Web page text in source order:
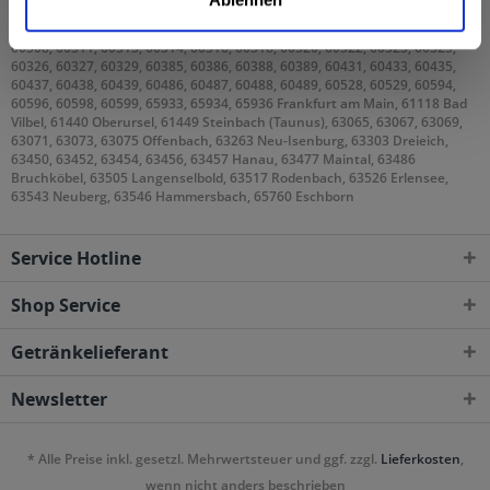
60308, 60311, 60313, 60314, 60316, 60318, 60320, 60322, 60323, 60325,
60326, 60327, 60329, 60385, 60386, 60388, 60389, 60431, 60433, 60435,
60437, 60438, 60439, 60486, 60487, 60488, 60489, 60528, 60529, 60594,
60596, 60598, 60599, 65933, 65934, 65936 Frankfurt am Main, 61118 Bad
Vilbel, 61440 Oberursel, 61449 Steinbach (Taunus), 63065, 63067, 63069,
63071, 63073, 63075 Offenbach, 63263 Neu-Isenburg, 63303 Dreieich,
63450, 63452, 63454, 63456, 63457 Hanau, 63477 Maintal, 63486
Bruchköbel, 63505 Langenselbold, 63517 Rodenbach, 63526 Erlensee,
63543 Neuberg, 63546 Hammersbach, 65760 Eschborn
Service Hotline
Shop Service
Getränkelieferant
Newsletter
* Alle Preise inkl. gesetzl. Mehrwertsteuer und ggf. zzgl. Lieferkosten,
wenn nicht anders beschrieben